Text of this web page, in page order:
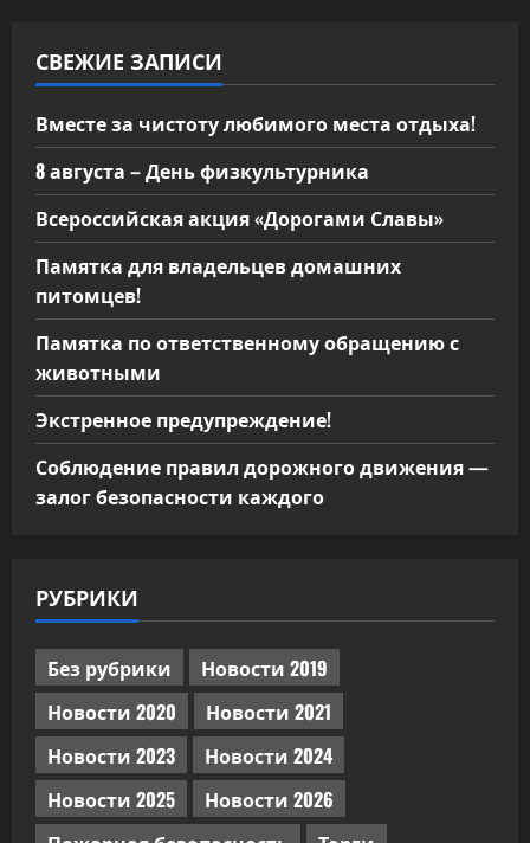
СВЕЖИЕ ЗАПИСИ
Вместе за чистоту любимого места отдыха!
8 августа – День физкультурника
Всероссийская акция «Дорогами Славы»
Памятка для владельцев домашних
питомцев!
Памятка по ответственному обращению с
животными
Экстренное предупреждение!
Соблюдение правил дорожного движения —
залог безопасности каждого
РУБРИКИ
Без рубрики
Новости 2019
Новости 2020
Новости 2021
Новости 2023
Новости 2024
Новости 2025
Новости 2026